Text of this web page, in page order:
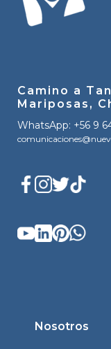
Camino a
Mariposas,
WhatsApp: +56 9
Nosotros